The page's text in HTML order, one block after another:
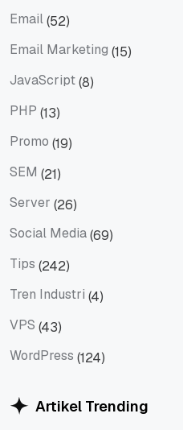
Email(52)
Email Marketing (15)
JavaScript(8)
PHP (13)
Promo (19)
SEM (21)
Server (26)
Social Media(69)
Tips (242)
Tren Industri (4)
VPS (43)
WordPress (124)
Artikel Trending